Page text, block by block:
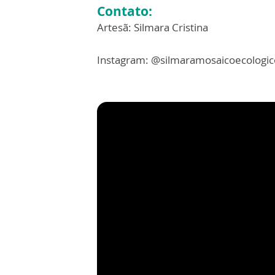
Contato:
Artesã: Silmara Cristina
Instagram: